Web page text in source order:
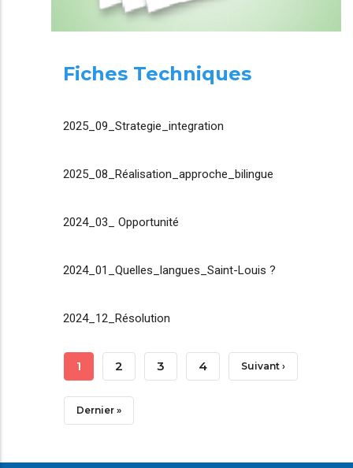
Fiches Techniques
2025_09_Strategie_integration
2025_08_Réalisation_approche_bilingue
2024_03_ Opportunité
2024_01_Quelles_langues_Saint-Louis ?
2024_12_Résolution
Pagination
Page
Courante
1 Page
2 Page
3 Page
4 Page
Suivant ›
Dernière
Dernier »